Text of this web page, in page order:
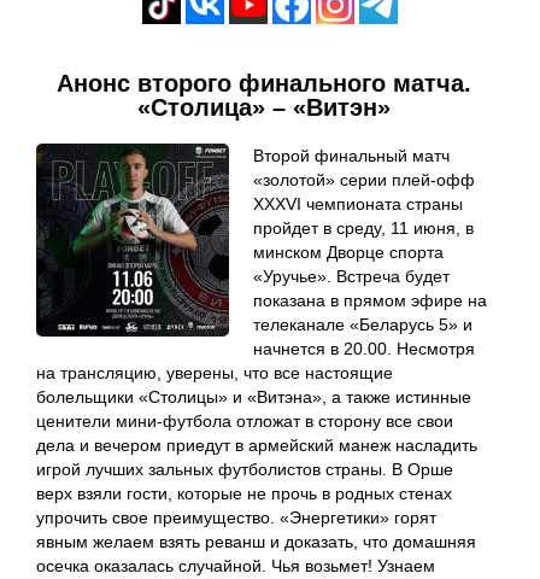
Анонс второго финального матча.
«Столица» – «Витэн»
Второй финальный матч
«золотой» серии плей-офф
XXXVI чемпионата страны
пройдет в среду, 11 июня, в
минском Дворце спорта
«Уручье». Встреча будет
показана в прямом эфире на
телеканале «Беларусь 5» и
начнется в 20.00. Несмотря
на трансляцию, уверены, что все настоящие
болельщики «Столицы» и «Витэна», а также истинные
ценители мини-футбола отложат в сторону все свои
дела и вечером приедут в армейский манеж насладить
игрой лучших зальных футболистов страны. В Орше
верх взяли гости, которые не прочь в родных стенах
упрочить свое преимущество. «Энергетики» горят
явным желаем взять реванш и доказать, что домашняя
осечка оказалась случайной. Чья возьмет! Узнаем